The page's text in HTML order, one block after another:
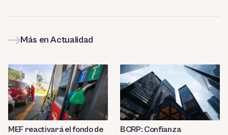
Más en Actualidad
MEF reactivará el fondo de
BCRP: Confianza